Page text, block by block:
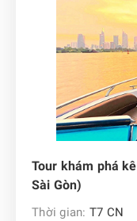
Tour khám phá
Sài Gòn)
Thời gian: T7 CN